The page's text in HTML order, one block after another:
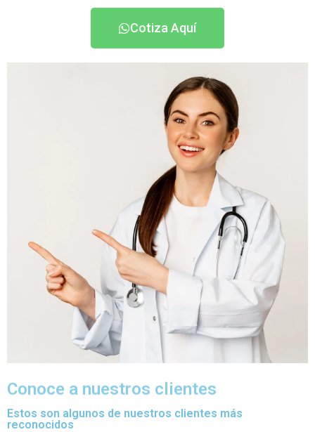
Cotiza Aquí
Conoce a nuestros clientes
Estos son algunos de nuestros clientes más
reconocidos